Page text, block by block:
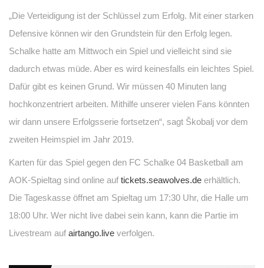
„Die Verteidigung ist der Schlüssel zum Erfolg. Mit einer starken
Defensive können wir den Grundstein für den Erfolg legen.
Schalke hatte am Mittwoch ein Spiel und vielleicht sind sie
dadurch etwas müde. Aber es wird keinesfalls ein leichtes Spiel.
Dafür gibt es keinen Grund. Wir müssen 40 Minuten lang
hochkonzentriert arbeiten. Mithilfe unserer vielen Fans könnten
wir dann unsere Erfolgsserie fortsetzen“, sagt Škobalj vor dem
zweiten Heimspiel im Jahr 2019.
Karten für das Spiel gegen den FC Schalke 04 Basketball am
AOK-Spieltag sind online auf tickets.seawolves.de erhältlich.
Die Tageskasse öffnet am Spieltag um 17:30 Uhr, die Halle um
18:00 Uhr. Wer nicht live dabei sein kann, kann die Partie im
Livestream auf airtango.live verfolgen.